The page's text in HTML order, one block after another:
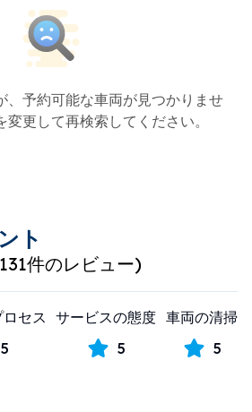
、予約可能な車両が見つかりませ
変更して再検索してください。
ト
131件のレビュー)
セス
5
サービスの態度
5
車両の清掃
5